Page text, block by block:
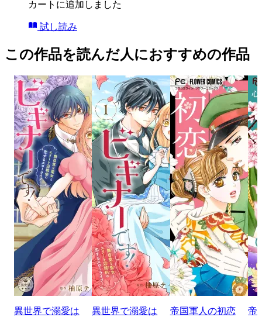
カートに追加しました
試し読み
この作品を読んだ人におすすめの作品
異世界で溺愛は
異世界で溺愛は
帝国軍人の初恋
帝